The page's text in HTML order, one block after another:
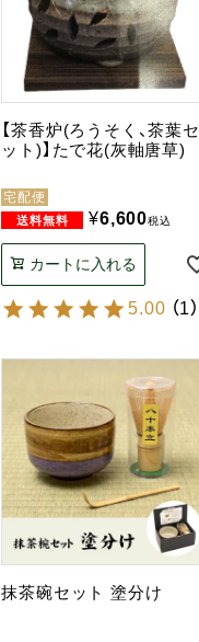
【茶香炉(ろうそく、茶葉セ
ット)】たで花(灰軸唐草)
宅配便
¥6,600税込
カートに入れる
5.00 （1）
抹茶碗セット 塗分け